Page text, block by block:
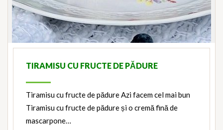
TIRAMISU CU FRUCTE DE PĂDURE
Tiramisu cu fructe de pădure Azi facem cel mai bun
Tiramisu cu fructe de pădure și o cremă fină de
mascarpone…